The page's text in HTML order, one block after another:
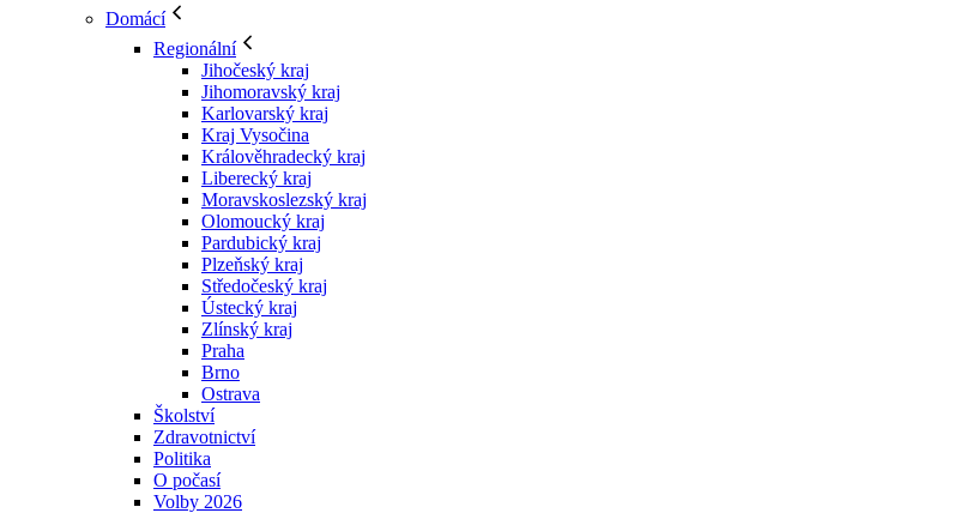
Domácí
Regionální
Jihočeský kraj
Jihomoravský kraj
Karlovarský kraj
Kraj Vysočina
Králověhradecký kraj
Liberecký kraj
Moravskoslezský kraj
Olomoucký kraj
Pardubický kraj
Plzeňský kraj
Středočeský kraj
Ústecký kraj
Zlínský kraj
Praha
Brno
Ostrava
Školství
Zdravotnictví
Politika
O počasí
Volby 2026